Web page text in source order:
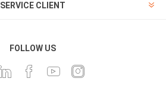
SERVICE CLIENT
FOLLOW US